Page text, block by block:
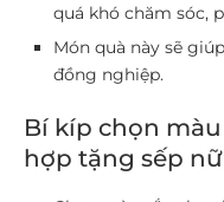
quá khó chăm sóc,
Món quà này sẽ
đồng nghiệp.
Bí kíp chọn
hợp tặng sếp nữ